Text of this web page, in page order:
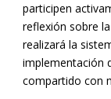
participen
reflexión sobre
realizará la
implementación
compartido con